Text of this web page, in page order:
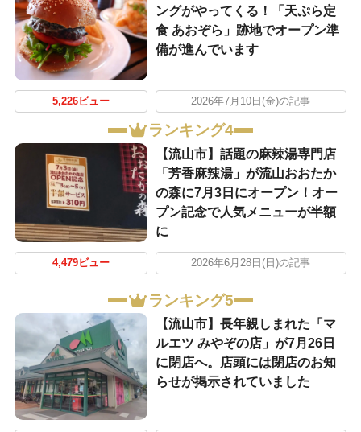
ングがやってくる！「天ぷら定
食 あおぞら」跡地でオープン準
備が進んでいます
5,226ビュー 2026年7月10日(金)の記事
ランキング4
【流山市】話題の麻辣湯専門店
「芳香麻辣湯」が流山おおたか
の森に7月3日にオープン！オー
プン記念で人気メニューが半額
に
4,479ビュー 2026年6月28日(日)の記事
ランキング5
【流山市】長年親しまれた「マ
ルエツ みやぞの店」が7月26日
に閉店へ。店頭には閉店のお知
らせが掲示されていました